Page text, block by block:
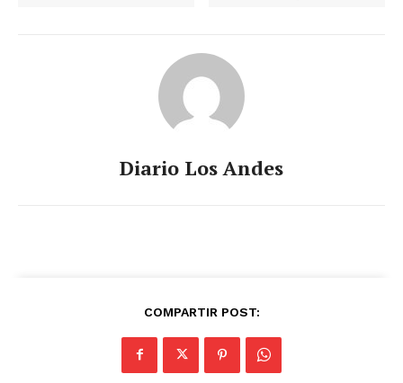
Diario Los Andes
COMPARTIR POST: